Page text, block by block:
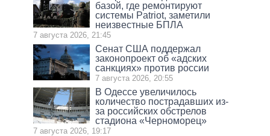
базой, где ремонтируют
системы Patriot, заметили
неизвестные БПЛА
7 августа 2026, 21:45
Сенат США поддержал
законопроект об «адских
санкциях» против россии
7 августа 2026, 20:55
В Одессе увеличилось
количество пострадавших из-
за российских обстрелов
стадиона «Черноморец»
7 августа 2026, 19:17